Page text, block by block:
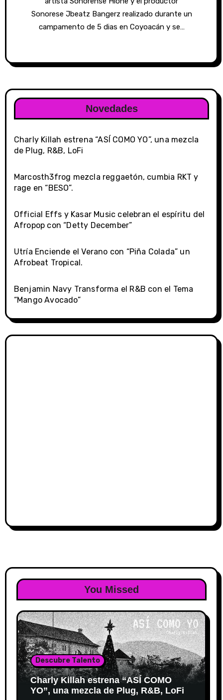
Sonorese Jbeatz Bangerz realizado durante un
campamento de 5 dias en Coyoacán y se…
Novedades
Charly Killah estrena “ASÍ COMO YO”, una mezcla
de Plug, R&B, LoFi
Marcosth3frog mezcla reggaetón, cumbia RKT y
rage en “BESO”.
Official Effs y Kasar Music celebran el espíritu del
Afropop con “Detty December”
Utría Enciende el Verano con “Piña Colada” un
Afrobeat Tropical.
Benjamin Navy Transforma el R&B con el Tema
“Mango Avocado”
You Missed
Descubre Talento
Charly Killah estrena “ASÍ COMO
YO”, una mezcla de Plug, R&B, LoFi